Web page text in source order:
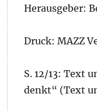
Herausgeber:
Druck: MAZZ
S. 12/13: Text
denkt“ (Text